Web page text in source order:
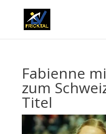
Fabienne
zum
Titel